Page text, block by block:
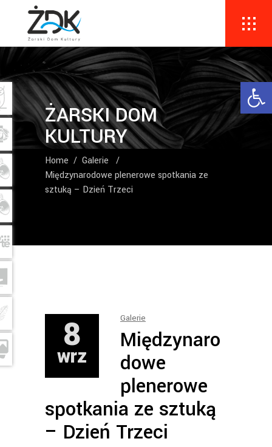
ŻARSKI DOM
KULTURY
Home / Galerie
/
Międzynarodowe plenerowe spotkania ze
sztuką – Dzień Trzeci
8
wrz
Galerie
Międzynaro
dowe
plenerowe
spotkania ze sztuką
– Dzień Trzeci